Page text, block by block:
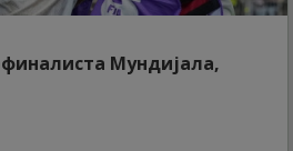
Мундијала,